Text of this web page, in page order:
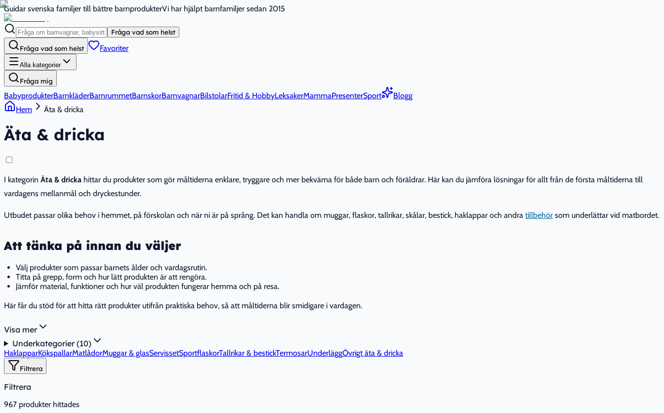
Guidar svenska familjer till bättre barnprodukterVi har hjälpt barnfamiljer sedan 2015
Fråga vad som helst
Fråga vad som helst Favoriter
Alla kategorier
Fråga mig
BabyprodukterBarnkläderBarnrummetBarnskorBarnvagnarBilstolarFritid & HobbyLeksakerMammaPresenterSport
Blogg
Hem
Äta & dricka
Äta & dricka
I kategorin Äta & dricka hittar du produkter som gör måltiderna enklare, tryggare och mer bekväma för både barn och föräldrar. Här kan du jämföra lösningar för allt från de första måltiderna till
vardagens mellanmål och dryckestunder.
Utbudet passar olika behov i hemmet, på förskolan och när ni är på språng. Det kan handla om muggar, flaskor, tallrikar, skålar, bestick, haklappar och andra tillbehör som underlättar vid matbordet.
Att tänka på innan du väljer
Välj produkter som passar barnets ålder och vardagsrutin.
Titta på grepp, form och hur lätt produkten är att rengöra.
Jämför material, funktioner och hur väl produkten fungerar hemma och på resa.
Här får du stöd för att hitta rätt produkter utifrån praktiska behov, så att måltiderna blir smidigare i vardagen.
Visa mer
Underkategorier (10)
HaklapparKökspallarMatlådorMuggar & glasServissetSportflaskorTallrikar & bestickTermosarUnderläggÖvrigt äta & dricka
Filtrera
Filtrera
967 produkter hittades